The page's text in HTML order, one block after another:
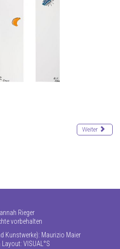
Weiter
Rieger
vorbehalten
Kunstwerke): Maurizio Maier
Layout: VISUAL°S